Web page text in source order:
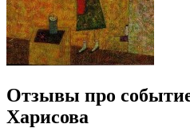
Отзывы про
Харисова